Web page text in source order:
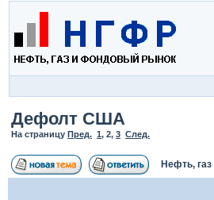
Дефолт США
На страницу Пред. 1, 2, 3 След.
Нефть,